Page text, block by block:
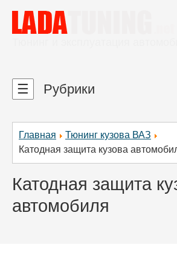
Главная
Тюнинг кузова ВАЗ
Катодная защита кузова
Катодная защита
автомобиля
☰ Рубрики